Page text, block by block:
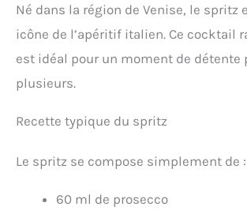
Né dans la région de Venise, le spritz
icône de l’apéritif italien. Ce cocktail
est idéal pour un moment de détente
plusieurs.
Recette typique du spritz
Le spritz se compose simplement de :
60 ml de prosecco